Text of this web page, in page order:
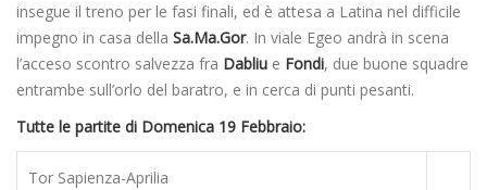
insegue il treno per le fasi finali, ed è attesa a Latina nel difficile
impegno in casa della Sa.Ma.Gor. In viale Egeo andrà in scena
l’acceso scontro salvezza fra Dabliu e Fondi, due buone squadre
entrambe sull’orlo del baratro, e in cerca di punti pesanti.
Tutte le partite di Domenica 19 Febbraio:
Tor Sapienza-Aprilia